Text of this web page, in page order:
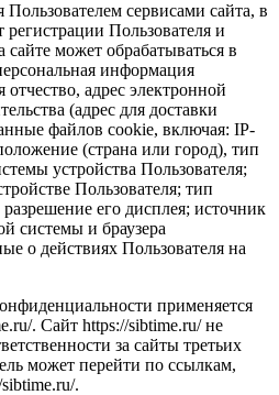
сервисами сайта, в
Пользователя и
может обрабатываться в
информация
адрес электронной
(адрес для доставки
файлов cookie, включая: IP-
(страна или город), тип
устройства Пользователя;
Пользователя; тип
его дисплея; источник
системы и браузера
о действиях Пользователя на
применяется
. Сайт https://sibtime.ru/ не
за сайты третьих
может перейти по ссылкам,
.